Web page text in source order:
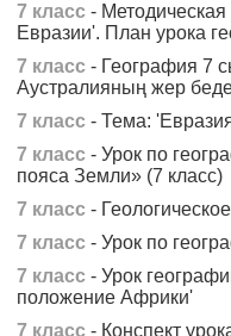
7 класс -
Евразии'. План урока
7 класс - География 7
Аустралияның жер
7 класс - Тема:
7 класс - Урок по
пояса Земли» (7 класс)
7 класс -
7 класс - Урок по
7 класс - Урок
положение Африки'
7 класс - Конспект